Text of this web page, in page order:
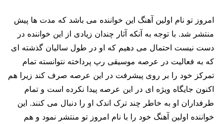
امروز تو نام اولین آهنگ این خواننده می باشد که مدت ها پیش
منتشر شد. با توجه به آنکه آثار چندان زیادی از این خواننده در
دست نیست احتمال می‌ دهیم که او در طول سالیان گذشته ای
که به فعالیت در عرصه موسیقی رپ پرداخته ‌نتوانسته تمام
تمرکز خود را بر روی پیشرفت در این عرصه صرف کند زیرا هم
اکنون جایگاه ویژه ای در این عرصه پیدا نکرده است و تمام
طرفداران او به خاطر چند ترک اندک او را دنبال می کنند. این
خواننده اولین آهنگ خود را با نام امروز تو منتشر نمود و هم